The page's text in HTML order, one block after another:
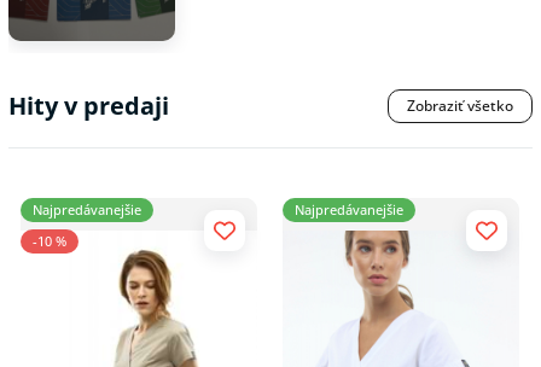
Hity v predaji Zobraziť všetko
Najpredávanejšie Najpredávanejšie